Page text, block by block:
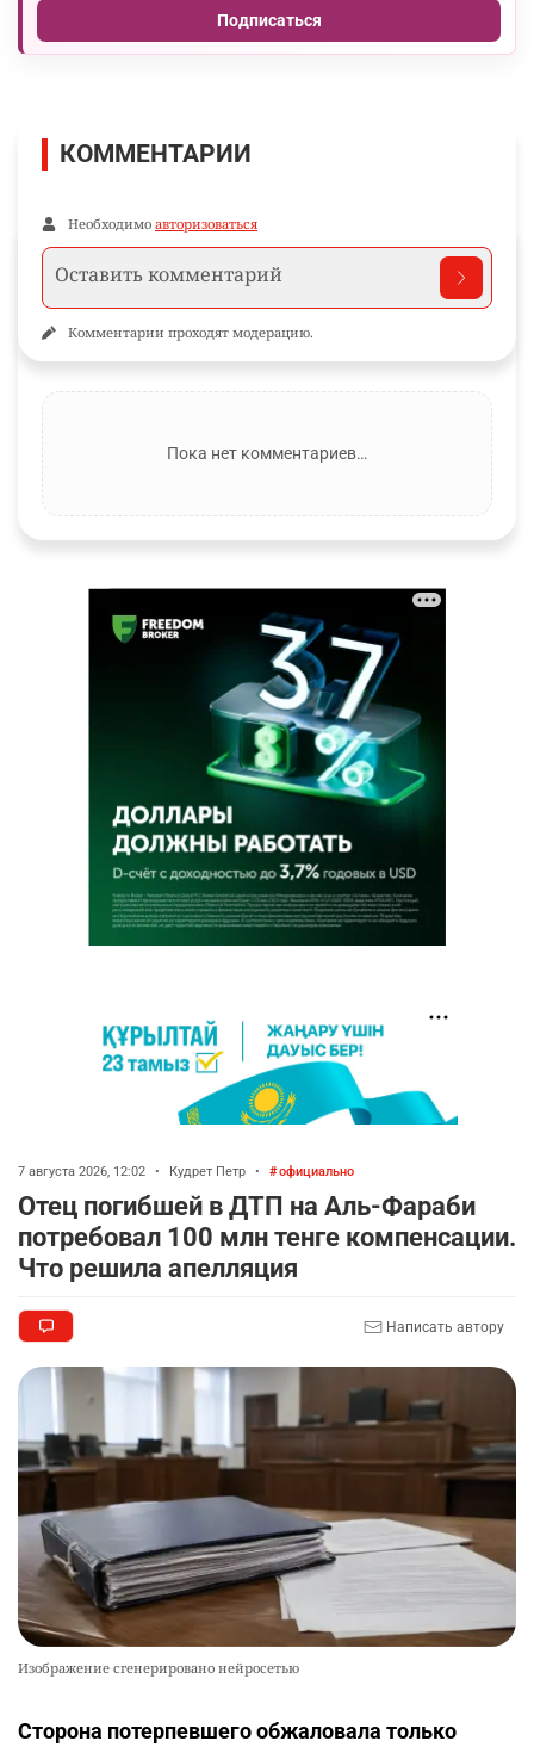
Подписаться
КОММЕНТАРИИ
Необходимо авторизоваться
Комментарии проходят модерацию.
Пока нет комментариев…
7 августа 2026, 12:02 • Кудрет Петр • официально
Отец погибшей в ДТП на Аль-Фараби
потребовал 100 млн тенге компенсации.
Что решила апелляция
Написать автору
Изображение сгенерировано нейросетью
Сторона потерпевшего обжаловала только